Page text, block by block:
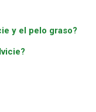
y el pelo graso?